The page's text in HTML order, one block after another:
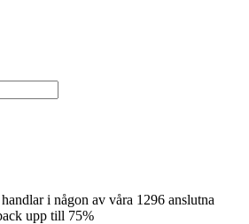
i någon av våra 1296 anslutna
upp till 75%